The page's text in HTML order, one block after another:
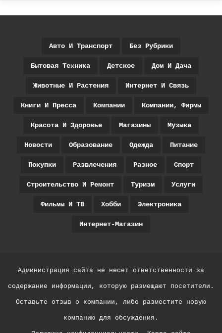
Авто И Транспорт Без Рубрики
Бытовая Техника Детское Дом И Дача
Животные И Растения Интернет И Связь
Книги И Пресса Компании Компании, Фирмы
Красота И Здоровье Магазины Музыка
Новости Образование Одежда Питание
Покупки Развлечения Разное Спорт
Строительство И Ремонт Туризм Услуги
Фильмы И ТВ Хобби Электроника
Интернет-Магазин
Администрация сайта не несет ответственности за
содержание информации, которую размещают посетители.
Оставьте отзыв о компании, либо разместите новую
компанию для обсуждения.